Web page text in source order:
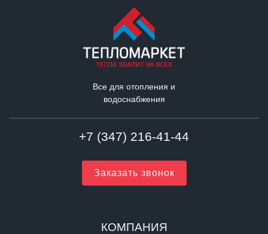
Все для отопления и
водоснабжения
+7 (347) 216-41-44
Заказать звонок
КОМПАНИЯ